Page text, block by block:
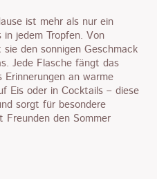
ist mehr als nur ein
jedem Tropfen. Von
den sonnigen Geschmack
Jede Flasche fängt das
an warme
Eis oder in Cocktails – diese
sorgt für besondere
den Sommer